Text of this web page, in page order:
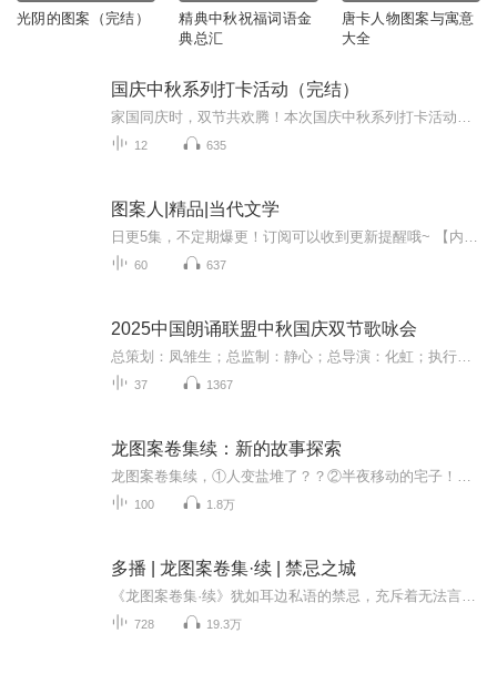
光阴的图案（完结）
精典中秋祝福词语金
典总汇
唐卡人物图案与寓意
大全
国庆中秋系列打卡活动（完结）
12 635
图案人|精品|当代文学
60 637
2025中国朗诵联盟中秋国庆双节歌咏会
37 1367
龙图案卷集续：新的故事探索
100 1.8万
多播 | 龙图案卷集·续 | 禁忌之城
728 19.3万